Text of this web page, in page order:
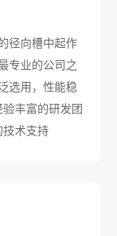
径向槽中起作
专业的公司之
选用，性能稳
丰富的研发团
技术支持